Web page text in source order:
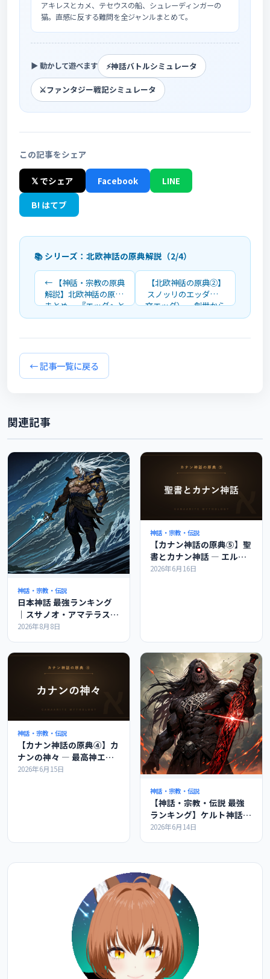
アキレスとカメ、テセウスの船、シュレーディンガーの
猫。直感に反する難問を全ジャンルまとめて。
▶ 動かして遊べます ⚡神話バトルシミュレータ
⚔️ファンタジー戦記シミュレータ
この記事をシェア
𝕏 でシェア Facebook
LINE
B! はてブ
📚 シリーズ：北欧神話の原典解説（2/4）
← 【神話・宗教の原典
解説】北欧神話の原典
まとめ ―『エッダ』と
全記事の一覧
【北欧神話の原典②】
スノッリのエッダ（散
文エッダ）― 創世から
ラグナロクまでを構成
← 記事一覧に戻る
関連記事
神話・宗教・伝説
日本神話 最強ランキング
｜スサノオ・アマテラスは
世界で何位か
2026年8月8日
神話・宗教・伝説
【カナン神話の原典⑤】聖
書とカナン神話 ― エル・
バアル・レヴィアタンのつ
2026年6月16日
神話・宗教・伝説
【カナン神話の原典④】カ
ナンの神々 ― 最高神エル
とバアル、神々の会議を解
2026年6月15日
神話・宗教・伝説
【神話・宗教・伝説 最強
ランキング】ケルト神話の
最強ランキングの紹介
2026年6月14日